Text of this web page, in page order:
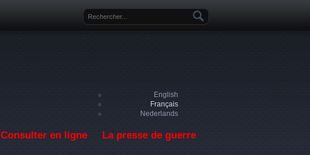
Formulaire de recherche
English
Français
Nederlands
Consulter en ligne La presse de guerre